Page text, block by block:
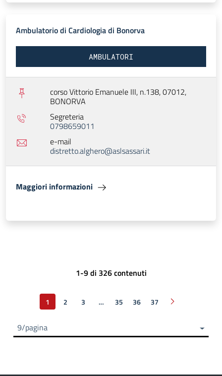
Ambulatorio di Cardiologia di Bonorva
AMBULATORI
corso Vittorio Emanuele III, n.138, 07012,
BONORVA
Segreteria
0798659011
e-mail
distretto.alghero@aslsassari.it
Maggiori informazioni
1-9 di 326 contenuti
1 2 3 … 35 36 37 Pagina
9/pagina